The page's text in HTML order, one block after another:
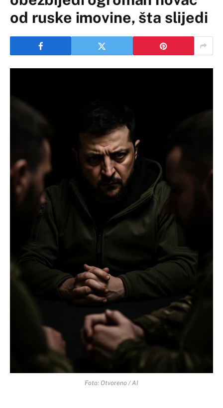
od ruske imovine, šta slijedi
Foto: Otvoreno / AI